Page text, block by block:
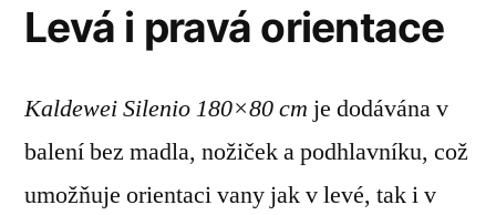
Levá i pravá orientace
Kaldewei Silenio 180×80 cm je dodávána v
balení bez madla, nožiček a podhlavníku, což
umožňuje orientaci vany jak v levé, tak i v